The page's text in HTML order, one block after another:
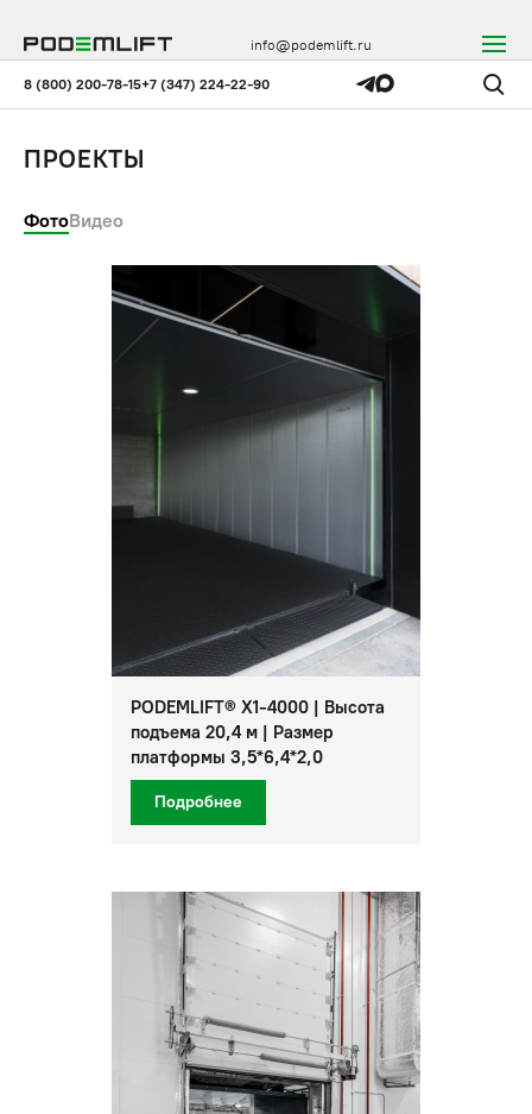
8 (800) 200-78-15+7 (347) 224-22-90
info@podemlift.ru
ПРОЕКТЫ
ФотоВидео
PODEMLIFT® X1-4000 | Высота
подъема 20,4 м | Размер
платформы 3,5*6,4*2,0
Подробнее